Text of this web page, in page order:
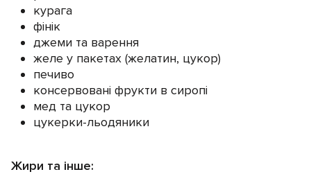
курага
фінік
джеми та варення
желе у пакетах (желатин, цукор)
печиво
консервовані фрукти в сиропі
мед та цукор
цукерки-льодяники
Жири та інше: